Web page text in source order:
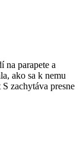
na parapete a
ako sa k nemu
zachytáva presne